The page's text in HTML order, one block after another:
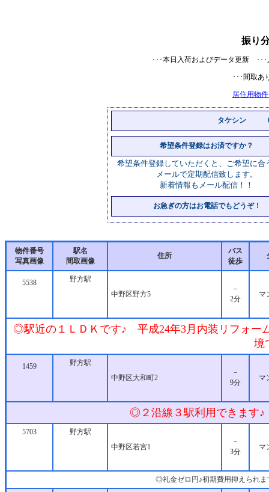
振り
･･･本日入荷およびデータ更新 ･･
･･･間
居住用物
タケシン
希望条件登録はお済ですか？
希望条件登録していただくと、ご希望に合
メールで定期配信致します。
新着情報もメール配信！！
お急ぎの方はお電話でもどうぞ！
物件番号
写真画像
駅名
間取画像
住所
バス
徒歩
5538
野方駅
中野区野方5
－
2分
マ
◎駅近の１ＬＤＫです♪ 平成24年3月内装リフォ
境
1459
野方駅
中野区大和町2
－
9分
マ
◎２沿線３駅利用できま
5703
野方駅
中野区若宮1
－
3分
マ
◎礼金ゼロ円♪初期費用抑えら